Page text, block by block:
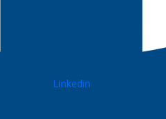
Linkedin